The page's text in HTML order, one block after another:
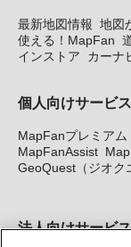
最新地図情報 地図
使える！MapFan
インストア
カーナ
個人向けサービス
MapFanプレミアム
MapFanAssist
GeoQuest（ジオク
法人向けサービス